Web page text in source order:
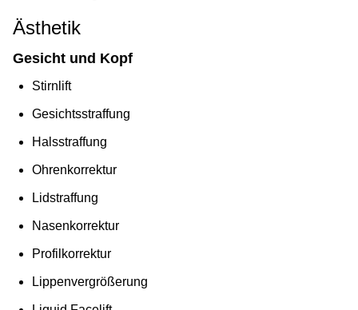
Ästhetik
Gesicht und Kopf
Stirnlift
Gesichtsstraffung
Halsstraffung
Ohrenkorrektur
Lidstraffung
Nasenkorrektur
Profilkorrektur
Lippenvergrößerung